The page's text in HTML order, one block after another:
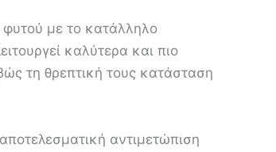
με το κατάλληλο
καλύτερα και πιο
τη θρεπτική τους κατάσταση
αντιμετώπιση